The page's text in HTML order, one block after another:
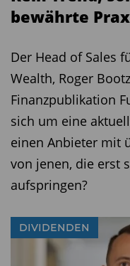
sondern auch auf
zu erkennen sein.
Gegensatz zu
Fall.
TiAM: Was
Nachhaltigkeit in
nach außen
überzeugt sind,
bewährte
Der Head of Sales
Wealth, Roger
Finanzpublikation
sich um eine
einen Anbieter mit
von jenen, die erst
aufspringen?
DIVIDENDEN